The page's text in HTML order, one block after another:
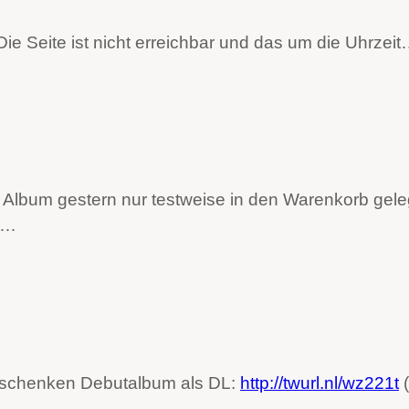
Seite ist nicht erreichbar und das um die
gestern nur testweise in den Warenkorb
Debutalbum als DL: http://twurl.nl/wz221t